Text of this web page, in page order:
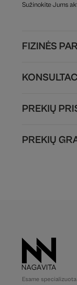
Sužinokite Jums
FIZINĖS
PREKIŲ
PREKIŲ
Esame